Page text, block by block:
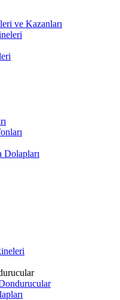
ve Kazanları
Dolapları